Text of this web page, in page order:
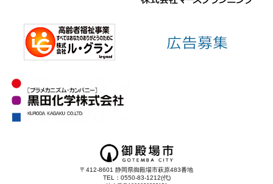
〒412-8601 静岡県御殿場市萩原483番地
TEL：0550-83-1212(代)